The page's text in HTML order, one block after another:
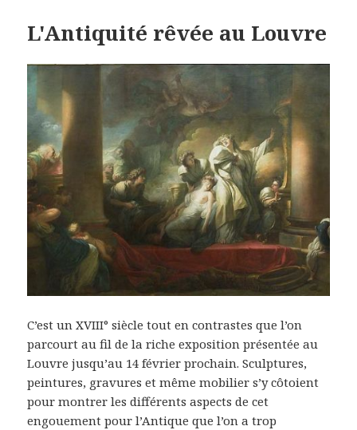
L'Antiquité rêvée au Louvre
C’est un XVIII° siècle tout en contrastes que l’on
parcourt au fil de la riche exposition présentée au
Louvre jusqu’au 14 février prochain. Sculptures,
peintures, gravures et même mobilier s’y côtoient
pour montrer les différents aspects de cet
engouement pour l’Antique que l’on a trop